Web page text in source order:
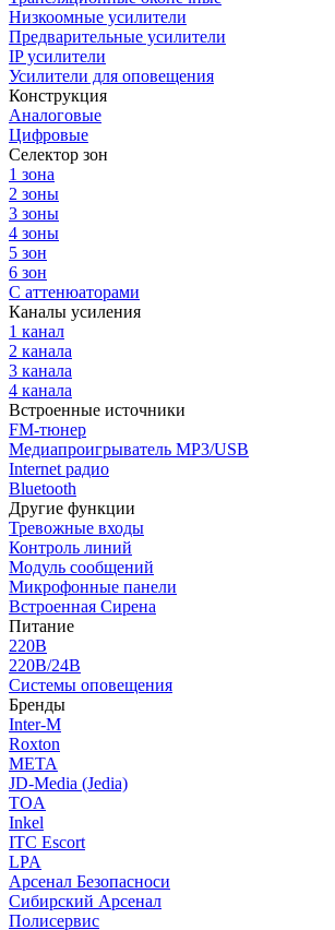
Низкоомные усилители
Предварительные усилители
IP усилители
Усилители для оповещения
Конструкция
Аналоговые
Цифровые
Селектор зон
1 зона
2 зоны
3 зоны
4 зоны
5 зон
6 зон
С аттенюаторами
Каналы усиления
1 канал
2 канала
3 канала
4 канала
Встроенные источники
FM-тюнер
Медиапроигрыватель MP3/USB
Internet радио
Bluetooth
Другие функции
Тревожные входы
Контроль линий
Модуль сообщений
Микрофонные панели
Встроенная Сирена
Питание
220В
220В/24В
Системы оповещения
Бренды
Inter-M
Roxton
МЕТА
JD-Media (Jedia)
TOA
Inkel
ITC Escort
LPA
Арсенал Безопасноси
Сибирский Арсенал
Полисервис